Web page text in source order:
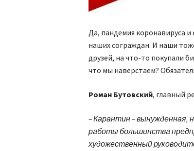
Да, пандемия коронавируса
наших сограждан. И наши
друзей, на что-то покупали
что мы наверстаем?
Роман Бутовский, главный
– Карантин – вынужденная,
работы большинства
художественный